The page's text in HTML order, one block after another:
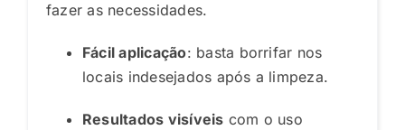
fazer as necessidades.
Fácil aplicação: basta borrifar nos
locais indesejados após a limpeza.
Resultados visíveis com o uso